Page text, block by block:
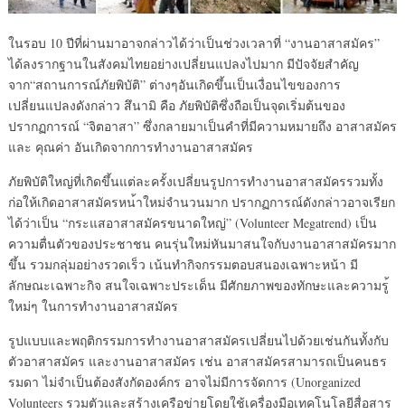
ในรอบ 10 ปีที่ผ่านมาอาจกล่าวได้ว่าเป็นช่วงเวลาที่ “งานอาสาสมัคร”
ได้ลงรากฐานในสังคมไทยอย่างเปลี่ยนแปลงไปมาก มีปัจจัยสำคัญ
จาก“สถานการณ์ภัยพิบัติ” ต่างๆอันเกิดขึ้นเป็นเงื่อนไขของการ
เปลี่ยนแปลงดังกล่าว สึนามิ คือ ภัยพิบัติซึ่งถือเป็นจุดเริ่มต้นของ
ปรากฏการณ์ “จิตอาสา” ซึ่งกลายมาเป็นคำที่มีความหมายถึง อาสาสมัคร
และ คุณค่า อันเกิดจากการทำงานอาสาสมัคร
ภัยพิบัติใหญ่ที่เกิดขึ้นแต่ละครั้งเปลี่ยนรูปการทำงานอาสาสมัครรวมทั้ง
ก่อให้เกิดอาสาสมัครหน้าใหม่จำนวนมาก ปรากฏการณ์ดังกล่าวอาจเรียก
ได้ว่าเป็น “กระแสอาสาสมัครขนาดใหญ่” (Volunteer Megatrend) เป็น
ความตื่นตัวของประชาชน คนรุ่นใหม่หันมาสนใจกับงานอาสาสมัครมาก
ขึ้น รวมกลุ่มอย่างรวดเร็ว เน้นทำกิจกรรมตอบสนองเฉพาะหน้า มี
ลักษณะเฉพาะกิจ สนใจเฉพาะประเด็น มีศักยภาพของทักษะและความรู
ใหม่ๆ ในการทำงานอาสาสมัคร
รูปแบบและพฤติกรรมการทำงานอาสาสมัครเปลี่ยนไปด้วยเช่นกันทั้งกับ
ตัวอาสาสมัคร และงานอาสาสมัคร เช่น อาสาสมัครสามารถเป็นคนธร
รมดา ไม่จำเป็นต้องสังกัดองค์กร อาจไม่มีการจัดการ (Unorganized
Volunteers รวมตัวและสร้างเครือข่ายโดยใช้เครื่องมือเทคโนโลยีสื่อสาร